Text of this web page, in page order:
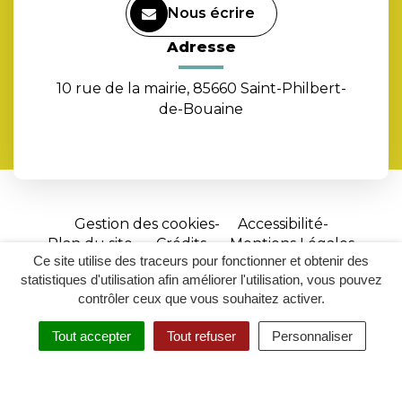
Ce site utilise des traceurs pour fonctionner et obtenir des
statistiques d'utilisation afin améliorer l'utilisation, vous pouvez
contrôler ceux que vous souhaitez activer.
Tout accepter Tout refuser Personnaliser
RECHERCHER
ACCESSIBILITÉ
Nous écrire
Adresse
10 rue de la mairie, 85660 Saint-Philbert-
de-Bouaine
Gestion des cookies
Accessibilité
Plan du site
Crédits
Mentions Légales
Site
réalisé
par
Inovagora